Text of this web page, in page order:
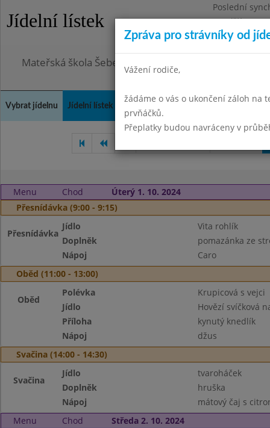
Jídelní lístek
Poslední
Pondělí
Omezení
Mateřská škola Šebetov, příspěvková organizace
Vybrat jídelnu Jídelní lístek
Menu Chod
Úterý 1. 10. 2024
Přesnídávka (9:00 - 9:15)
Přesnídávka
Jídlo
Vita rohlík
Doplněk
pomazánka ze
Nápoj
Caro
Oběd (11:00 - 13:00)
Oběd
Polévka
Krupicová s vejci
Jídlo
Hovězí svíčková
Příloha
kynutý knedlík
Nápoj
džus
Svačina (14:00 - 14:30)
Svačina
Jídlo
tvaroháček
Doplněk
hruška
Nápoj
mátový čaj s
Menu
Chod
Středa 2. 10. 2024
Zpráva pro strávníky od
Vážení rodiče,
žádáme o vás o ukončení záloh na
prvňáčků.
Přeplatky budou navráceny v